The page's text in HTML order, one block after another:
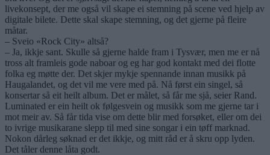
livekonsept, der me også vil skape ei stemning på scene ved hjelp av
digitale bilete. Dette skal skape stemning, og det gjerne på fleire
måtar.
– Sveio «Rock City» altså?
– Ja, ikkje sant. Skulle så gjerne halde fram i Tysvær, men me er nå
tross alt framleis gode naboar og eg har god kontakt med dei flotte
folka eg møtte der. Det skjer mykje spennande innan musikk på
Haugalandet, og det vil me vere med på. Nå først ein singel, så
konsertar så eit heilt album. Det er målet, så får me sjå, seier Rand.
Luminated er ein heilt ok følgesvein og musikk som me gjerne tar i
mot meir av. Så får tida vise om dette blir med forsøket, eller om dei
to ivrige musikarane slepp til med sine songar i ein tøff marknad.
Nokon dårleg søknad er det ikkje, og mitt råd er å skru opp lyden.
Det tåler denne låta godt.